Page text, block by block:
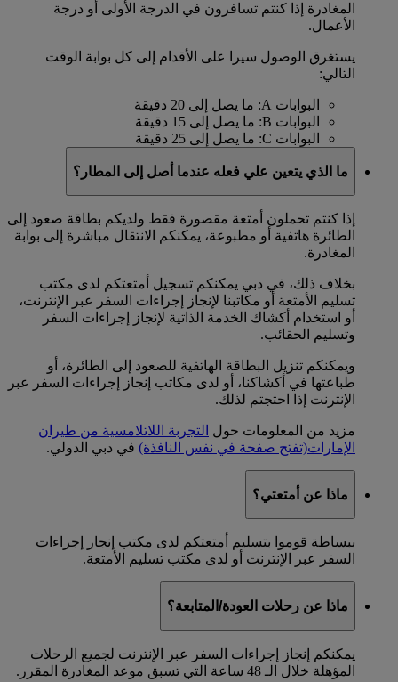
المغادرة إذا كنتم تسافرون في الدرجة الأولى أو درجة
الأعمال.
يستغرق الوصول سيرا على الأقدام إلى كل بوابة الوقت
التالي:
البوابات A: ما يصل إلى 20 دقيقة
البوابات B: ما يصل إلى 15 دقيقة
البوابات C: ما يصل إلى 25 دقيقة
ما الذي يتعين علي فعله عندما أصل إلى المطار؟
إذا كنتم تحملون أمتعة مقصورة فقط ولديكم بطاقة صعود إلى
الطائرة هاتفية أو مطبوعة، يمكنكم الانتقال مباشرة إلى بوابة
المغادرة.
بخلاف ذلك، في دبي يمكنكم تسجيل أمتعتكم لدى مكتب
تسليم الأمتعة أو مكاتبنا لإنجاز إجراءات السفر عبر الإنترنت،
أو استخدام أكشاك الخدمة الذاتية لإنجاز إجراءات السفر
وتسليم الحقائب.
ويمكنكم تنزيل البطاقة الهاتفية للصعود إلى الطائرة، أو
طباعتها في أكشاكنا، أو لدى مكاتب إنجاز إجراءات السفر عبر
الإنترنت إذا احتجتم لذلك.
مزيد من المعلومات حول التجربة اللاتلامسية من طيران
الإمارات(تفتح صفحة في نفس النافذة) في دبي الدولي.
ماذا عن أمتعتي؟
ببساطة قوموا بتسليم أمتعتكم لدى مكتب إنجار إجراءات
السفر عبر الإنترنت أو لدى مكتب تسليم الأمتعة.
ماذا عن رحلات العودة/المتابعة؟
يمكنكم إنجاز إجراءات السفر عبر الإنترنت لجميع الرحلات
المؤهلة خلال الـ 48 ساعة التي تسبق موعد المغادرة المقرر.